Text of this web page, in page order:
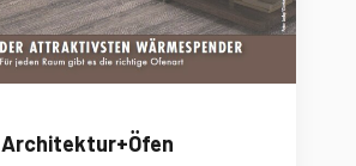
Architektur+Öfen